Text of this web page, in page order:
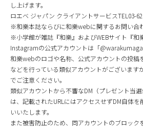
し上げます。
ロエベ ジャパン クライアントサービスTEL03-
※和樂本誌ならびに和樂webに関するお問い合
※小学館が雑誌『和樂』およびWEBサイト『和
Instagramの公式アカウントは「
和樂webのロゴや名称、公式アカウントの投稿
などを行っている類似アカウントがございます
でご注意ください。
類似アカウントから不審なDM（プレゼント当
は、記載されたURLにはアクセスせずDM自体
いいたします。
また被害防止のため、同アカウントのブロック